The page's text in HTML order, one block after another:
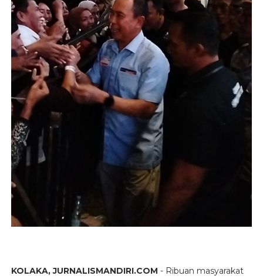
KOLAKA, JURNALISMANDIRI.COM - Ribuan masyarakat